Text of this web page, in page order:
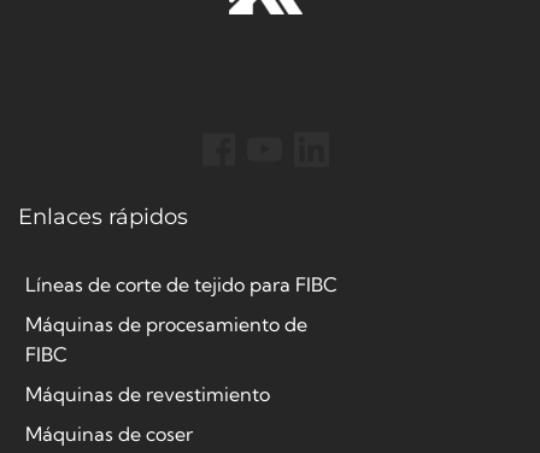
Enlaces rápidos
Líneas de corte de tejido para FIBC
Máquinas de procesamiento de
FIBC
Máquinas de revestimiento
Máquinas de coser